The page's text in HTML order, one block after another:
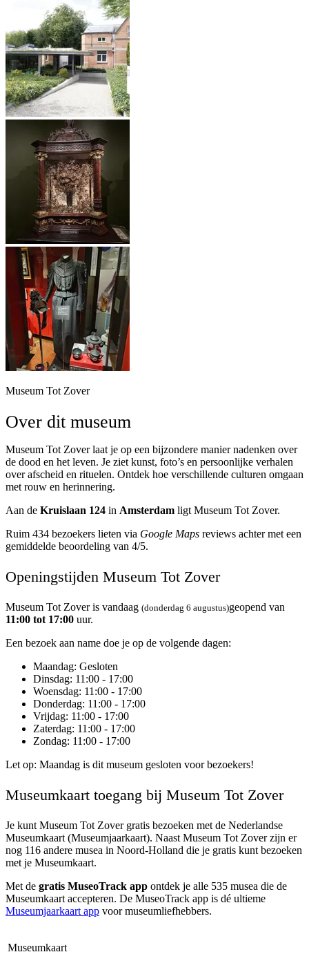
Museum Tot Zover
Over dit museum
Museum Tot Zover laat je op een bijzondere manier nadenken over
de dood en het leven. Je ziet kunst, foto’s en persoonlijke verhalen
over afscheid en rituelen. Ontdek hoe verschillende culturen omgaan
met rouw en herinnering.
Aan de Kruislaan 124 in Amsterdam ligt Museum Tot Zover.
Ruim 434 bezoekers lieten via Google Maps reviews achter met een
gemiddelde beoordeling van 4/5.
Openingstijden Museum Tot Zover
Museum Tot Zover is vandaag (donderdag 6 augustus)geopend van
11:00 tot 17:00 uur.
Een bezoek aan name doe je op de volgende dagen:
Maandag: Gesloten
Dinsdag: 11:00 - 17:00
Woensdag: 11:00 - 17:00
Donderdag: 11:00 - 17:00
Vrijdag: 11:00 - 17:00
Zaterdag: 11:00 - 17:00
Zondag: 11:00 - 17:00
Let op: Maandag is dit museum gesloten voor bezoekers!
Museumkaart toegang bij Museum Tot Zover
Je kunt Museum Tot Zovergratis bezoeken met de Nederlandse
Museumkaart (Museumjaarkaart). Naast Museum Tot Zover zijn er
nog 116 andere musea in Noord-Holland die je gratis kunt bezoeken
met je Museumkaart.
Met de gratis MuseoTrack app ontdek je alle 535 musea die de
Museumkaart accepteren. De MuseoTrack app is dé ultieme
Museumjaarkaart app voor museumliefhebbers.
Museumkaart